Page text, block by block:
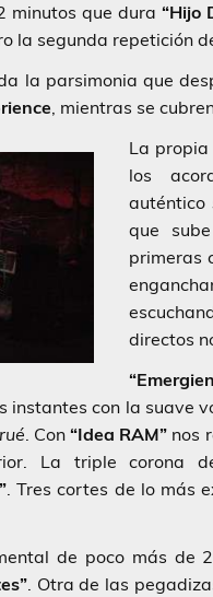
minutos que dura “Hijo
la segunda repetición
la parsimonia que
, mientras se
La propia
los
auténtico
que
primeras
directos
instantes con la suave
. Con“Idea RAM” nos
La triple corona
. Tres cortes de lo más
de poco más de
. Otra de las